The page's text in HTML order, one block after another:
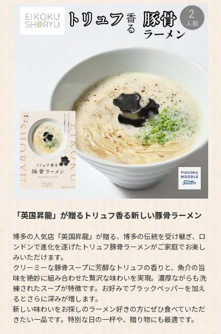
「英国昇龍」が贈るトリュフ香る新しい豚骨ラーメン
博多の人気店『英国昇龍』が贈る、博多の伝統を受け継ぎ、ロ
ンドンで進化を遂げたトリュフ豚骨ラーメンがご家庭でお楽し
みいただけます。
クリーミーな豚骨スープに芳醇なトリュフの香りと、魚介の旨
味を絶妙に組み合わせた贅沢な味わいを実現。濃厚ながらも洗
練されたスープが特徴です。お好みでブラックペッパーを加え
るとさらに深みが増します。
新しい味わいをお探しのラーメン好きの方にぜひ食べていただ
きたい一品です。特別な日の一杯や、贈り物にも最適です。